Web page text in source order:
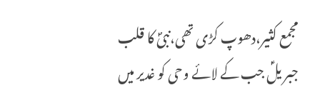
مجمع کثیر،دھوپ کڑی تھی،نبیؐ کا قلب
جبریلؑ جب کے لائے وحی کو غدیر میں